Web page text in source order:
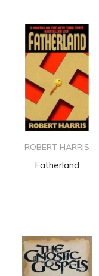
ROBERT HARRIS
Fatherland